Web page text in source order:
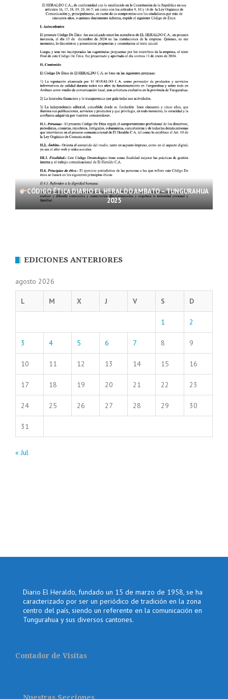
CÓDIGO ÉTICA DIARIO EL HERALDO AMBATO – TUNGURAHUA
2025
EDICIONES ANTERIORES
agosto 2026
L M X J V S D
1 2
3 4 5 6 7 8 9
10 11 12 13 14 15 16
17 18 19 20 21 22 23
24 25 26 27 28 29 30
31
« Jul
Diario El Heraldo, fundado un 15 de marzo de 1958, se ha
caracterizado por ser un periódico de tradición en la zona
centro del país, siendo un referente en la comunicación en
Tungurahua y sus diversos cantones.
Contador de Visitas